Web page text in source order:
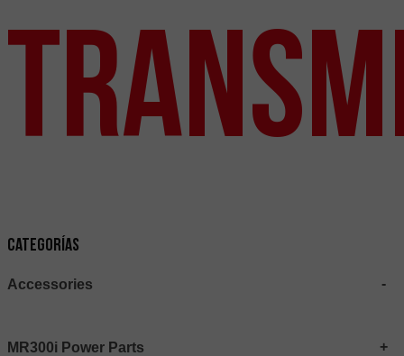
Categorías
Accessories
MR300i Power Parts